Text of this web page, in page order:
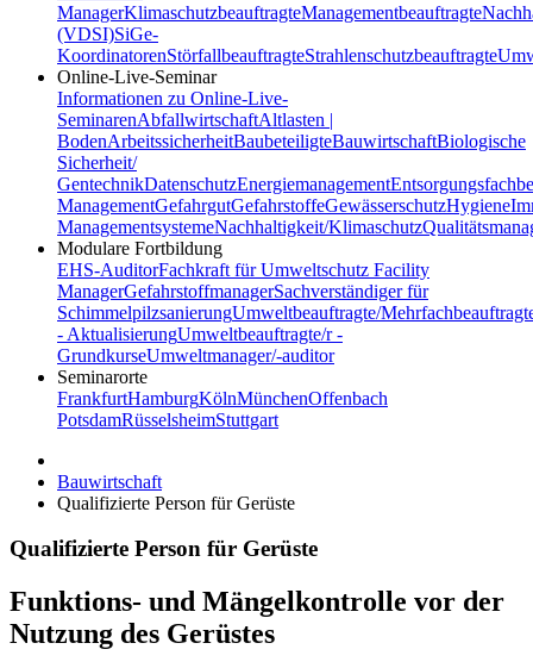
ManagerKlimaschutzbeauftragteManagementbeauftragte
(VDSI)SiGe-
KoordinatorenStörfallbeauftragteStrahlenschutzbeauftragte
Online-Live-Seminar
Informationen zu Online-Live-
SeminarenAbfallwirtschaftAltlasten |
BodenArbeitssicherheitBaubeteiligteBauwirtschaftBiologische
Sicherheit/
GentechnikDatenschutzEnergiemanagement
ManagementGefahrgutGefahrstoffeGewässerschutzHygiene
ManagementsystemeNachhaltigkeit/Klimaschutz
Modulare Fortbildung
EHS-AuditorFachkraft für Umweltschutz Facility
ManagerGefahrstoffmanagerSachverständiger für
SchimmelpilzsanierungUmweltbeauftragte/
- AktualisierungUmweltbeauftragte/r -
GrundkurseUmweltmanager/-auditor
Seminarorte
FrankfurtHamburgKölnMünchenOffenbach
PotsdamRüsselsheimStuttgart
Bauwirtschaft
Qualifizierte Person für Gerüste
Qualifizierte Person für Gerüste
Funktions- und Mängelkontrolle vor der
Nutzung des Gerüstes